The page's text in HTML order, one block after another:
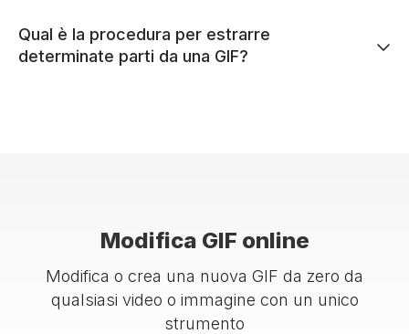
Qual è la procedura per estrarre
determinate parti da una GIF?
Modifica GIF online
Modifica o crea una nuova GIF da zero da
qualsiasi video o immagine con un unico
strumento